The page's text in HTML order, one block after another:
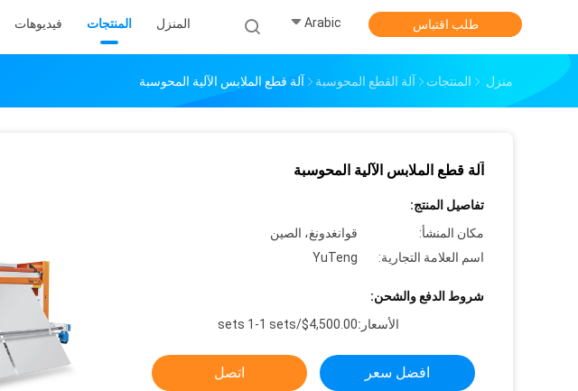
المنزل المنتجات فيديوهات Arabic طلب اقتباس
منزل المنتجات آلة القطع المحوسبة آلة قطع الملابس الآلية المحوسبة
آلة قطع الملابس الآلية المحوسبة
تفاصيل المنتج:
مكان المنشأ:
قوانغدونغ، الصين
اسم العلامة التجارية:
YuTeng
شروط الدفع والشحن:
الأسعار:$4,500.00/sets 1-1 sets
افضل سعر اتصل